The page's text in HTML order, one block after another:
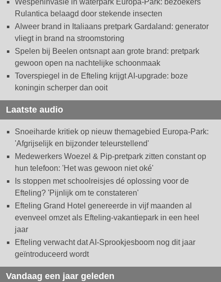
Wespeninvasie in waterpark Europa-Park: bezoekers
Rulantica belaagd door stekende insecten
Alweer brand in Italiaans pretpark Gardaland: generator
vliegt in brand na stroomstoring
Spelen bij Beelen ontsnapt aan grote brand: pretpark
gewoon open na nachtelijke schoonmaak
Toverspiegel in de Efteling krijgt AI-upgrade: boze
koningin scherper dan ooit
Laatste audio
Snoeiharde kritiek op nieuw themagebied Europa-Park:
'Afgrijselijk en bijzonder teleurstellend'
Medewerkers Woezel & Pip-pretpark zitten constant op
hun telefoon: 'Het was gewoon niet oké'
Is stoppen met schoolreisjes dé oplossing voor de
Efteling? 'Pijnlijk om te constateren'
Efteling Grand Hotel genereerde in vijf maanden al
evenveel omzet als Efteling-vakantiepark in een heel
jaar
Efteling verwacht dat AI-Sprookjesboom nog dit jaar
geïntroduceerd wordt
Vandaag een jaar geleden